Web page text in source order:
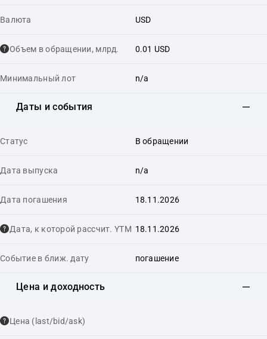
Валюта USD
Объем в обращении, млрд. 0.01 USD
Минимальный лот n/a
Даты и события
Статус В обращении
Дата выпуска n/a
Дата погашения 18.11.2026
Дата, к которой рассчит. YTM 18.11.2026
Событие в ближ. дату погашение
Цена и доходность
Цена (last/bid/ask)